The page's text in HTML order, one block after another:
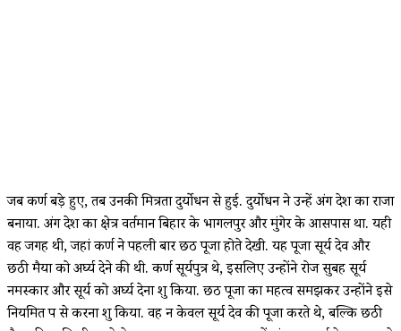
जब कर्ण बड़े हुए, तब उनकी मित्रता दुर्योधन से हुई. दुर्योधन ने उन्हें अंग देश का राजा
बनाया. अंग देश का क्षेत्र वर्तमान बिहार के भागलपुर और मुंगेर के आसपास था. यही
वह जगह थी, जहां कर्ण ने पहली बार छठ पूजा होते देखी. यह पूजा सूर्य देव और
छठी मैया को अर्घ्य देने की थी. कर्ण सूर्यपुत्र थे, इसलिए उन्होंने रोज सुबह सूर्य
नमस्कार और सूर्य को अर्घ्य देना शुरू किया. छठ पूजा का महत्व समझकर उन्होंने इसे
नियमित रूप से करना शुरू किया. वह न केवल सूर्य देव की पूजा करते थे, बल्कि छठी